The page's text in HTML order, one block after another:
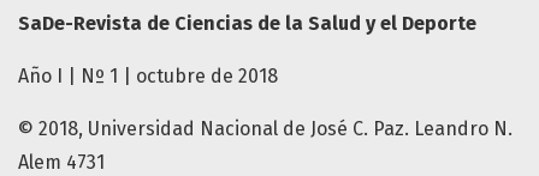
SaDe-Revista de Ciencias de la Salud y el Deporte
Año I | Nº 1 | octubre de 2018
© 2018, Universidad Nacional de José C. Paz. Leandro N.
Alem 4731